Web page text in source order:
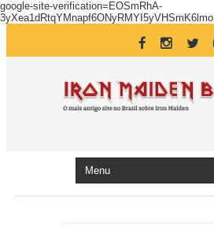
google-site-verification=EOSmRhA-
3yXea1dRtqYMnapf6ONyRMYI5yVHSmK6lmo